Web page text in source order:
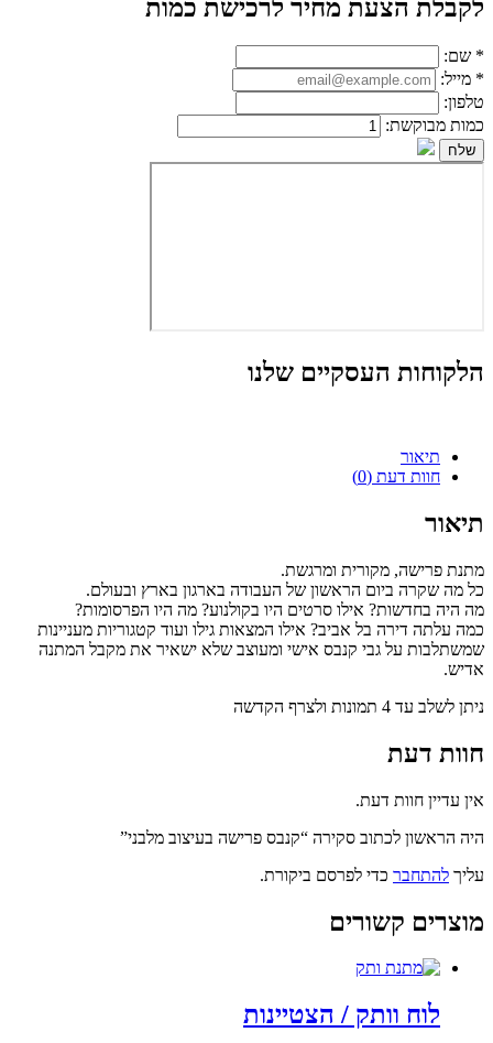
לקבלת הצעת מחיר לרכישת כמות
* שם:
* מייל:
טלפון:
כמות מבוקשת:
הלקוחות העסקיים שלנו
תיאור
חוות דעת (0)
תיאור
מתנת פרישה, מקורית ומרגשת.
כל מה שקרה ביום הראשון של העבודה בארגון בארץ ובעולם.
מה היה בחדשות? אילו סרטים היו בקולנוע? מה היו הפרסומות?
כמה עלתה דירה בל אביב? אילו המצאות גילו ועוד קטגוריות מעניינות
שמשתלבות על גבי קנבס אישי ומעוצב שלא ישאיר את מקבל המתנה
אדיש.
ניתן לשלב עד 4 תמונות ולצרף הקדשה
חוות דעת
אין עדיין חוות דעת.
היה הראשון לכתוב סקירה “קנבס פרישה בעיצוב מלבני”
עליך להתחבר כדי לפרסם ביקורת.
מוצרים קשורים
לוח וותק / הצטיינות